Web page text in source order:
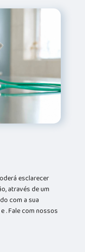
esclarecer
através de um
com a sua
. Fale com nossos